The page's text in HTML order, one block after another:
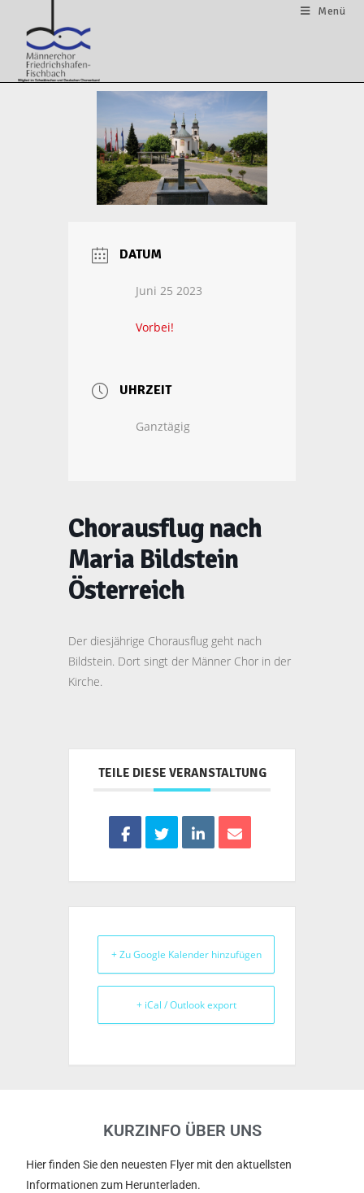
Menü
DATUM
Juni 25 2023
Vorbei!
UHRZEIT
Ganztägig
Chorausflug nach
Maria Bildstein
Österreich
Der diesjährige Chorausflug geht nach
Bildstein. Dort singt der Männer Chor in der
Kirche.
TEILE DIESE VERANSTALTUNG
+ Zu Google Kalender hinzufügen
+ iCal / Outlook export
KURZINFO ÜBER UNS
Hier finden Sie den neuesten Flyer mit den aktuellsten
Informationen zum Herunterladen.